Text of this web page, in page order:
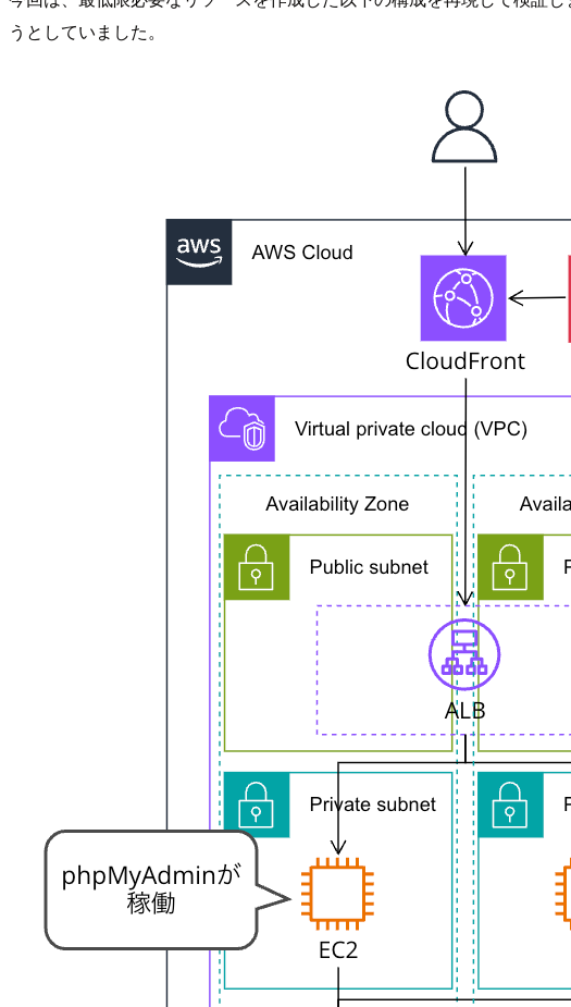
うとしていました。